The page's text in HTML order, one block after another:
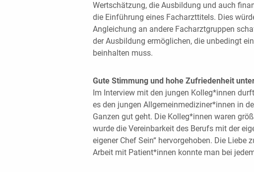
Wertschätzung, die Ausbildung und auch
die Einführung eines Facharzttitels. Dies
Angleichung an andere Facharztgruppen
der Ausbildung ermöglichen, die unbedingt
beinhalten muss.
Gute Stimmung und hohe Zufriedenheit
Im Interview mit den jungen Kolleg*innen
es den jungen Allgemeinmediziner*innen in
Ganzen gut geht. Die Kolleg*innen waren
wurde die Vereinbarkeit des Berufs mit der
eigener Chef Sein“ hervorgehoben. Die Liebe
Arbeit mit Patient*innen konnte man bei